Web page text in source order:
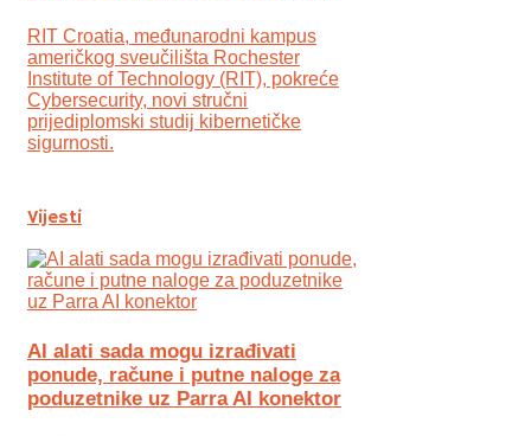
RIT Croatia, međunarodni kampus
američkog sveučilišta Rochester
Institute of Technology (RIT), pokreće
Cybersecurity, novi stručni
prijediplomski studij kibernetičke
sigurnosti.
Vijesti
AI alati sada mogu izrađivati
ponude, račune i putne naloge za
poduzetnike uz Parra AI konektor